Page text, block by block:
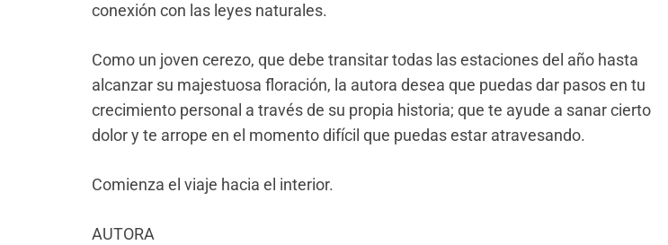
conexión con las leyes naturales.
Como un joven cerezo, que debe transitar todas las estaciones del año hasta
alcanzar su majestuosa floración, la autora desea que puedas dar pasos en tu
crecimiento personal a través de su propia historia; que te ayude a sanar cierto
dolor y te arrope en el momento difícil que puedas estar atravesando.
Comienza el viaje hacia el interior.
AUTORA